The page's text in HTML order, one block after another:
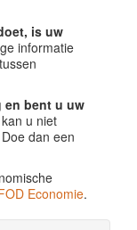
is uw
informatie
bent u uw
u niet
dan een
Economie.